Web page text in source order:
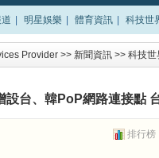
明星娛樂 體育資訊 科技世
Provider >> 新聞資訊 >> 科技世
設台、韓PoP網路連接點
排行榜